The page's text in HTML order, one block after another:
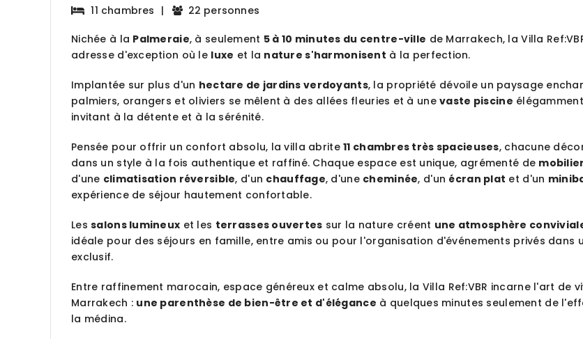
11 chambres | 22 personnes
Nichée à la Palmeraie, à seulement 5 à 10 minutes du centre-ville de Marrakech, la Villa
adresse d'exception où le luxe et la nature s'harmonisent à la perfection.
Implantée sur plus d'un hectare de jardins verdoyants, la propriété dévoile un paysage
palmiers, orangers et oliviers se mêlent à des allées fleuries et à unevaste piscine
invitant à la détente et à la sérénité.
Pensée pour offrir un confort absolu, la villa abrite11 chambres très spacieuses, chacune
dans un style à la fois authentique et raffiné. Chaque espace est unique, agrémenté de
d'une climatisation réversible, d'un chauffage, d'une cheminée, d'un écran plat et d'un
expérience de séjour hautement confortable.
Lessalons lumineux et les terrasses ouvertes sur la nature créent une atmosphère
idéale pour des séjours en famille, entre amis ou pour l'organisation d'événements privés dans
exclusif.
Entre raffinement marocain, espace généreux et calme absolu, la Villa Ref:VBR incarne l'art de
Marrakech : une parenthèse de bien-être et d'élégance à quelques minutes seulement de
la médina.